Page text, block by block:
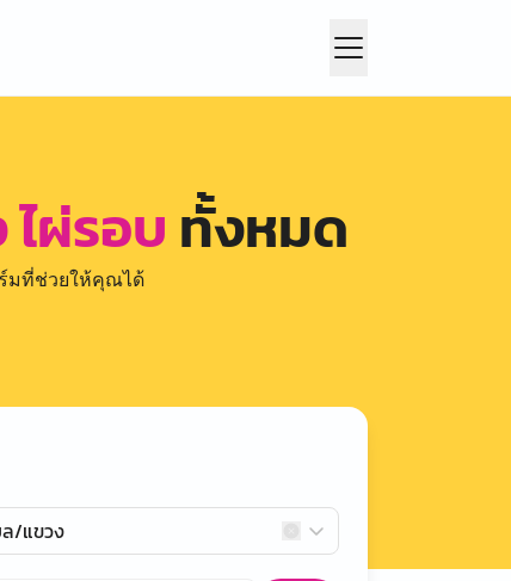
ผ่รอบ ทั้งหมด
มที่ช่วยให้คุณได้
/แขวง